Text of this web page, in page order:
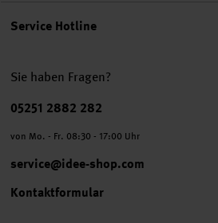
Service Hotline
Sie haben Fragen?
Telefonnummer
05251 2882 282
von Mo. - Fr. 08:30 - 17:00 Uhr
service@idee-shop.com
Kontaktformular